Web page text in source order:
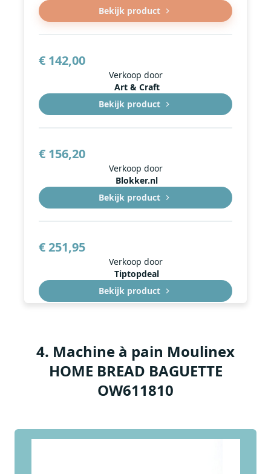
Bekijk product
€ 142,00
Verkoop door
Art & Craft
Bekijk product
€ 156,20
Verkoop door
Blokker.nl
Bekijk product
€ 251,95
Verkoop door
Tiptopdeal
Bekijk product
4. Machine à pain Moulinex
HOME BREAD BAGUETTE
OW611810